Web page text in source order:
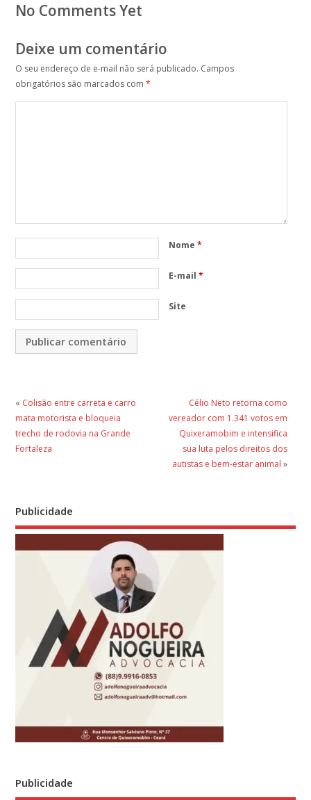
No Comments Yet
Deixe um comentário
O seu endereço de e-mail não será publicado. Campos
obrigatórios são marcados com *
Nome *
E-mail *
Site
« Colisão entre carreta e carro
mata motorista e bloqueia
trecho de rodovia na Grande
Fortaleza
Célio Neto retorna como
vereador com 1.341 votos em
Quixeramobim e intensifica
sua luta pelos direitos dos
autistas e bem-estar animal »
Publicidade
Publicidade